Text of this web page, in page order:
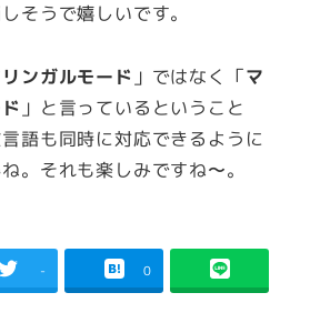
そうで嬉しいです。
リンガルモード 」ではなく「マ
」と言っているということ
語も同時に対応できるように
。それも楽しみですね〜。
- 0